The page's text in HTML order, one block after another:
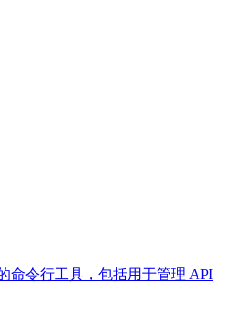
命令行工具，包括用于管理 API